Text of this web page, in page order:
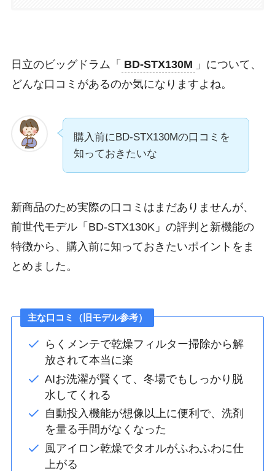
日立のビッグドラム「 BD-STX130M 」について、
どんな口コミがあるのか気になりますよね。
購入前にBD-STX130Mの口コミを
知っておきたいな
新商品のため実際の口コミはまだありませんが、
前世代モデル「BD-STX130K」の評判と新機能の
特徴から、購入前に知っておきたいポイントをま
とめました。
主な口コミ（旧モデル参考）
らくメンテで乾燥フィルター掃除から解
放されて本当に楽
AIお洗濯が賢くて、冬場でもしっかり脱
水してくれる
自動投入機能が想像以上に便利で、洗剤
を量る手間がなくなった
風アイロン乾燥でタオルがふわふわに仕
上がる